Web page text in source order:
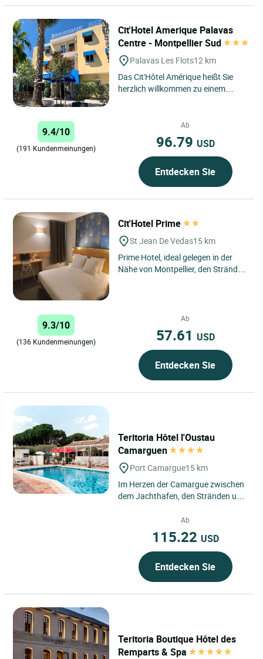
Cit'Hotel Amerique Palavas
Centre - Montpellier Sud
Palavas Les Flots12 km
Das Cit'Hôtel Amérique heißt Sie
herzlich willkommen zu einem
9.4/10
(191 Kundenmeinungen)
Ab
96.79 USD
Entdecken Sie
Cit'Hotel Prime
St Jean De Vedas15 km
Prime Hotel, ideal gelegen in der
Nähe von Montpellier, den Stränden
9.3/10
(136 Kundenmeinungen)
Ab
57.61 USD
Entdecken Sie
Teritoria Hôtel l'Oustau
Camarguen
Port Camargue15 km
Im Herzen der Camargue zwischen
dem Jachthafen, den Stränden und
der einmaligen Atmosphäre...
Ab
115.22 USD
Entdecken Sie
Teritoria Boutique Hôtel des
Remparts & Spa